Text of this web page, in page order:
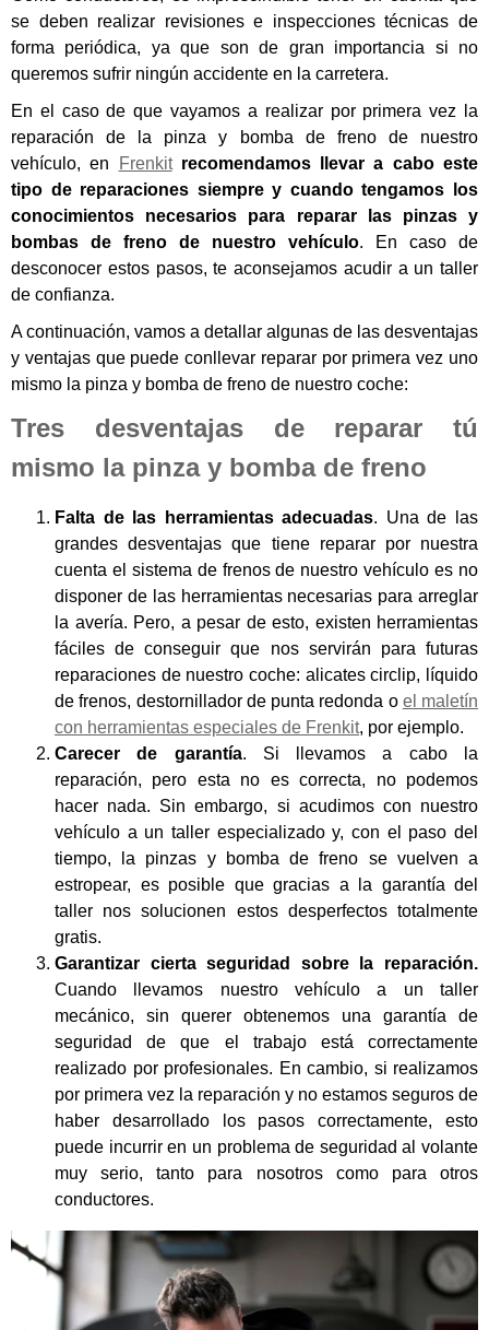
se deben realizar revisiones e inspecciones técnicas de
forma periódica, ya que son de gran importancia si no
queremos sufrir ningún accidente en la carretera.
En el caso de que vayamos a realizar por primera vez la
reparación de la pinza y bomba de freno de nuestro
vehículo, en
Frenkit recomendamos llevar a cabo este
tipo de reparaciones siempre y cuando tengamos los
conocimientos necesarios para reparar las pinzas y
bombas de freno de nuestro vehículo. En caso de
desconocer estos pasos, te aconsejamos acudir a un taller
de confianza.
A continuación, vamos a detallar algunas de las desventajas
y ventajas que puede conllevar reparar por primera vez uno
mismo la pinza y bomba de freno de nuestro coche:
Tres desventajas de reparar tú
mismo la pinza y bomba de freno
Falta de las herramientas adecuadas. Una de las
grandes desventajas que tiene reparar por nuestra
cuenta el sistema de frenos de nuestro vehículo es no
disponer de las herramientas necesarias para arreglar
la avería. Pero, a pesar de esto, existen herramientas
fáciles de conseguir que nos servirán para futuras
reparaciones de nuestro coche: alicates circlip, líquido
de frenos, destornillador de punta redonda o el maletín
con herramientas especiales de Frenkit, por ejemplo.
Carecer de garantía. Si llevamos a cabo la
reparación, pero esta no es correcta, no podemos
hacer nada. Sin embargo, si acudimos con nuestro
vehículo a un taller especializado y, con el paso del
tiempo, la pinzas y bomba de freno se vuelven a
estropear, es posible que gracias a la garantía del
taller nos solucionen estos desperfectos totalmente
gratis.
Garantizar cierta seguridad sobre la reparación.
Cuando llevamos nuestro vehículo a un taller
mecánico, sin querer obtenemos una garantía de
seguridad de que el trabajo está correctamente
realizado por profesionales. En cambio, si realizamos
por primera vez la reparación y no estamos seguros de
haber desarrollado los pasos correctamente, esto
puede incurrir en un problema de seguridad al volante
muy serio, tanto para nosotros como para otros
conductores.